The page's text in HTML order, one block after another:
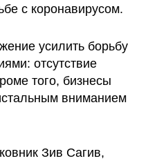
с коронавирусом.
усилить борьбу
отсутствие
того, бизнесы
вниманием
Зив Сагив,